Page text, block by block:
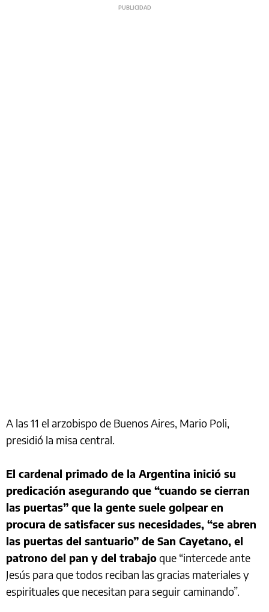
A las 11 el arzobispo de Buenos Aires, Mario Poli,
presidió la misa central.
El cardenal primado de la Argentina inició su
predicación asegurando que “cuando se cierran
las puertas” que la gente suele golpear en
procura de satisfacer sus necesidades, “se abren
las puertas del santuario” de San Cayetano, el
patrono del pan y del trabajoque “intercede ante
Jesús para que todos reciban las gracias materiales y
espirituales que necesitan para seguir caminando”.